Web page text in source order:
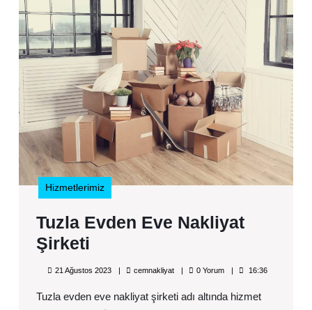
Eve
Hizmetlerimiz
Tuzla Evden Eve Nakliyat
Şirketi
Evden
Nakliyat
21 Ağustos 202321
2023
cemnakliyatcemnakliyat
0 Yorum 16:36
Tuzla evden eve nakliyat şirketi adı altında hizmet